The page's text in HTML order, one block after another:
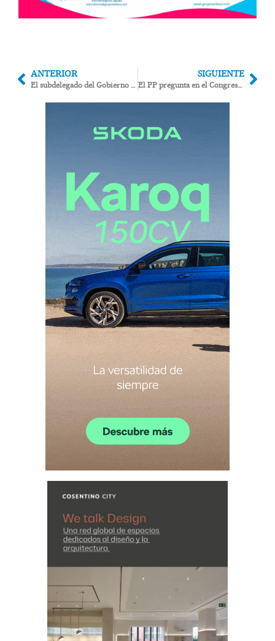
ANTERIOR
El subdelegado del Gobierno y AcuaMed visitan las obras de la desaladora ‘de la vergüenza’ en Cuevas
SIGUIENTE
El PP pregunta en el Congreso por la “falta de mantenimiento” en la Autovía del Mediterráneo entre Antas y Los Gallardos